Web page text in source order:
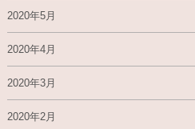
2020年5月
2020年4月
2020年3月
2020年2月